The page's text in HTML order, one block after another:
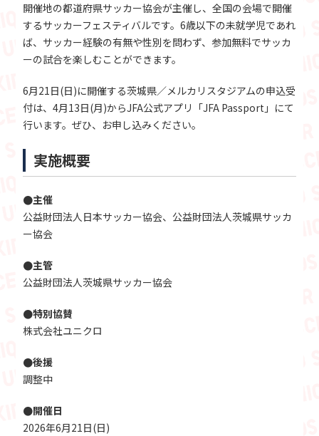
開催地の都道府県サッカー協会が主催し、全国の会場で開催
するサッカーフェスティバルです。6歳以下の未就学児であれ
ば、サッカー経験の有無や性別を問わず、参加無料でサッカ
ーの試合を楽しむことができます。
6月21日(日)に開催する茨城県／メルカリスタジアムの申込受
付は、4月13日(月)からJFA公式アプリ「JFA Passport」にて
行います。ぜひ、お申し込みください。
実施概要
●主催
公益財団法人日本サッカー協会、公益財団法人茨城県サッカ
ー協会
●主管
公益財団法人茨城県サッカー協会
●特別協賛
株式会社ユニクロ
●後援
調整中
●開催日
2026年6月21日(日)